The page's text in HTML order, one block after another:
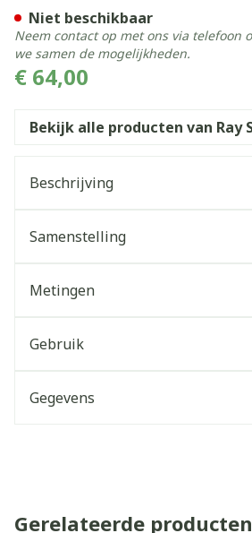
€ 64,00
Niet beschikbaar
Neem contact op met ons via telefoon
we samen de mogelijkheden.
Bekijk alle producten van Ray
Beschrijving
Samenstelling
Metingen
Gebruik
Gegevens
Gerelateerde producten